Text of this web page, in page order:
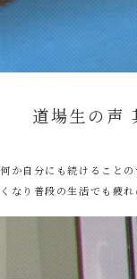
道場生の声
何か自分にも続けること
くなり普段の生活でも疲